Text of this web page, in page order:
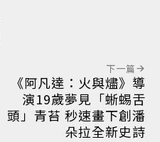
下一篇
《阿凡達：火與燼》導
演19歲夢見「蜥蜴舌
頭」青苔 秒速畫下創潘
朵拉全新史詩